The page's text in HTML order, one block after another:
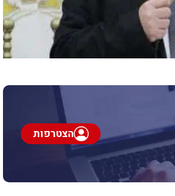
הצטרפות